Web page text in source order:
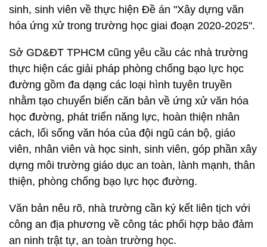
sinh, sinh viên về thực hiện Đề án "Xây dựng văn
hóa ứng xử trong trường học giai đoạn 2020-2025".
Sở GD&ĐT TPHCM cũng yêu cầu các nhà trường
thực hiện các giải pháp phòng chống bạo lực học
đường gồm đa dạng các loại hình tuyên truyền
nhằm tạo chuyển biến căn bản về ứng xử văn hóa
học đường, phát triển năng lực, hoàn thiện nhân
cách, lối sống văn hóa của đội ngũ cán bộ, giáo
viên, nhân viên và học sinh, sinh viên, góp phần xây
dựng môi trường giáo dục an toàn, lành mạnh, thân
thiện, phòng chống bạo lực học đường.
Văn bản nêu rõ, nhà trường cần ký kết liên tịch với
công an địa phương về công tác phối hợp bảo đảm
an ninh trật tự, an toàn trường học.